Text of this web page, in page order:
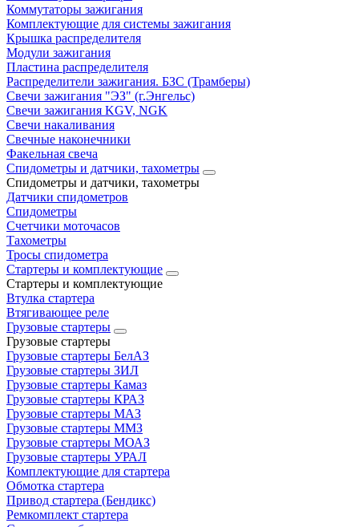
Коммутаторы зажигания
Комплектующие для системы зажигания
Крышка распределителя
Модули зажигания
Пластина распределителя
Распределители зажигания. БЗС (Трамберы)
Свечи зажигания "ЭЗ" (г.Энгельс)
Свечи зажигания KGV, NGK
Свечи накаливания
Свечные наконечники
Факельная свеча
Спидометры и датчики, тахометры
Спидометры и датчики, тахометры
Датчики спидометров
Спидометры
Счетчики моточасов
Тахометры
Тросы спидометра
Стартеры и комплектующие
Стартеры и комплектующие
Втулка стартера
Втягивающее реле
Грузовые стартеры
Грузовые стартеры
Грузовые стартеры БелАЗ
Грузовые стартеры ЗИЛ
Грузовые стартеры Камаз
Грузовые стартеры КРАЗ
Грузовые стартеры МАЗ
Грузовые стартеры ММЗ
Грузовые стартеры МОАЗ
Грузовые стартеры УРАЛ
Комплектующие для стартера
Обмотка стартера
Привод стартера (Бендикс)
Ремкомплект стартера